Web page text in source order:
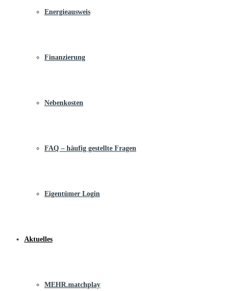
Energieausweis
Finanzierung
Nebenkosten
FAQ – häufig gestellte Fragen
Eigentümer Login
Aktuelles
MEHR.matchplay